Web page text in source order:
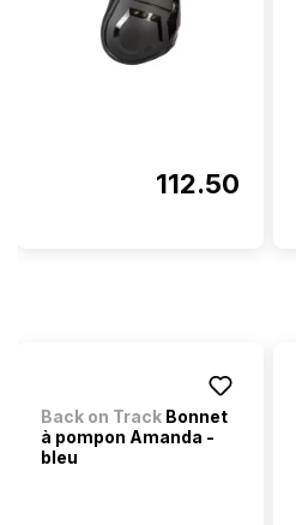
112.50
Back on Track Bonnet
à pompon Amanda -
bleu